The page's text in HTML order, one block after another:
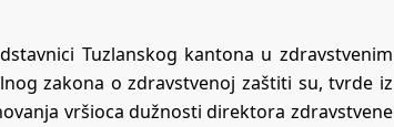
Tuzlanskog kantona u zdravstvenim
zakona o zdravstvenoj zaštiti su, tvrde iz
vršioca dužnosti direktora zdravstvene